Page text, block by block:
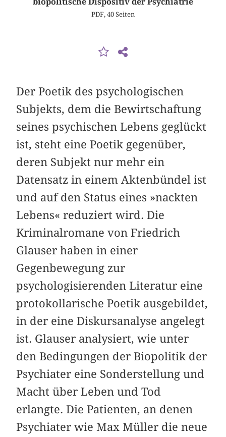
PDF, 40 Seiten
Der Poetik des psychologischen
Subjekts, dem die Bewirtschaftung
seines psychischen Lebens geglückt
ist, steht eine Poetik gegenüber,
deren Subjekt nur mehr ein
Datensatz in einem Aktenbündel ist
und auf den Status eines »nackten
Lebens« reduziert wird. Die
Kriminalromane von Friedrich
Glauser haben in einer
Gegenbewegung zur
psychologisierenden Literatur eine
protokollarische Poetik ausgebildet,
in der eine Diskursanalyse angelegt
ist. Glauser analysiert, wie unter
den Bedingungen der Biopolitik der
Psychiater eine Sonderstellung und
Macht über Leben und Tod
erlangte. Die Patienten, an denen
Psychiater wie Max Müller die neue